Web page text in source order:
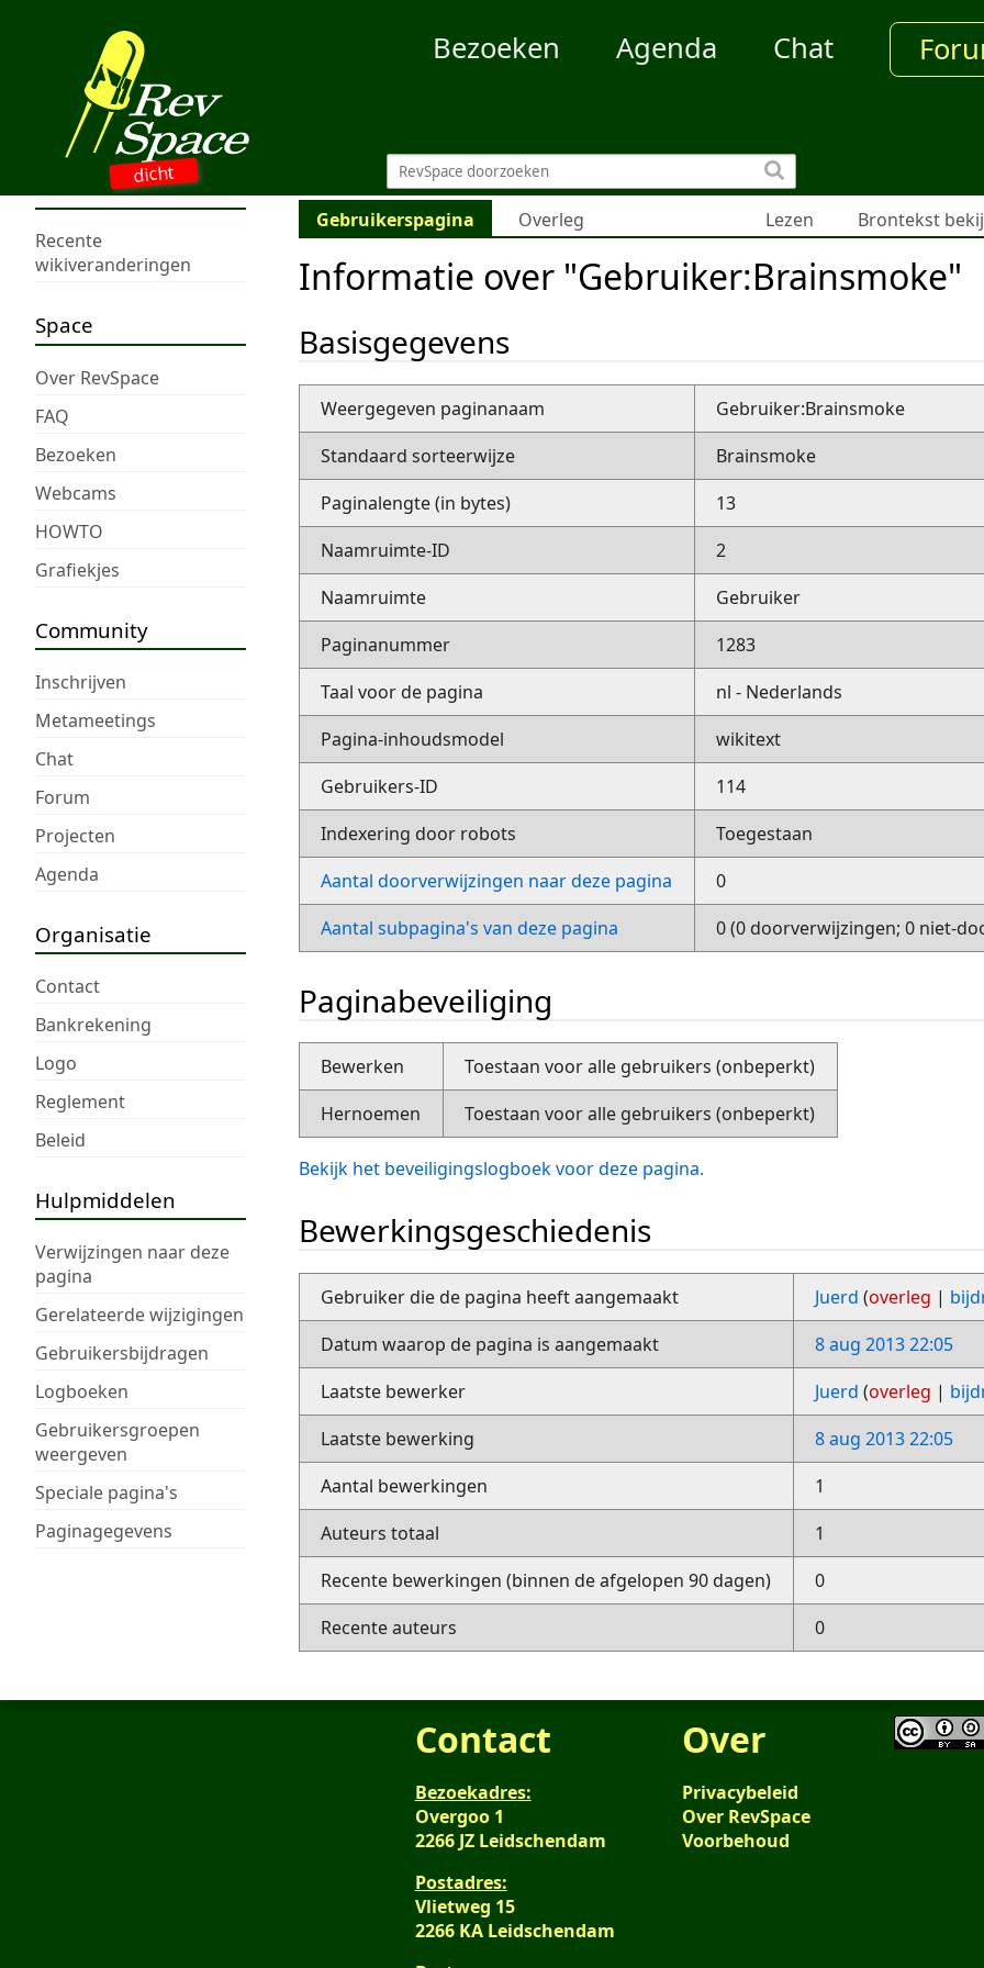
dicht
Bezoeken Agenda Chat
Recente
wikiveranderingen
Space
Over RevSpace
FAQ
Bezoeken
Webcams
HOWTO
Grafiekjes
Community
Inschrijven
Metameetings
Chat
Forum
Projecten
Agenda
Organisatie
Contact
Bankrekening
Logo
Reglement
Beleid
Hulpmiddelen
Verwijzingen naar deze
pagina
Gerelateerde wijzigingen
Gebruikersbijdragen
Logboeken
Gebruikersgroepen
weergeven
Speciale pagina's
Paginagegevens
Gebruikerspagina Overleg Lezen Brontekst
Informatie over "Gebruiker:Brainsmoke"
Basisgegevens
Weergegeven paginanaam
Gebruiker:Brainsmoke
Standaard sorteerwijze
Brainsmoke
Paginalengte (in bytes)
13
Naamruimte-ID
2
Naamruimte
Gebruiker
Paginanummer
1283
Taal voor de pagina
nl - Nederlands
Pagina-inhoudsmodel
wikitext
Gebruikers-ID
114
Indexering door robots
Toegestaan
Aantal doorverwijzingen naar deze pagina
0
Aantal subpagina's van deze pagina
0 (0 doorverwijzingen; 0 niet-
Paginabeveiliging
Bewerken
Toestaan voor alle gebruikers (onbeperkt)
Hernoemen
Toestaan voor alle gebruikers (onbeperkt)
Bekijk het beveiligingslogboek voor deze pagina.
Bewerkingsgeschiedenis
Gebruiker die de pagina heeft aangemaakt Juerd (overleg |
Datum waarop de pagina is aangemaakt
8 aug 2013 22:05
Laatste bewerker
Juerd (overleg |
Laatste bewerking
8 aug 2013 22:05
Aantal bewerkingen
1
Auteurs totaal
1
Recente bewerkingen (binnen de afgelopen 90 dagen)
0
Recente auteurs
0
Contact
Bezoekadres:
Overgoo 1
2266 JZ Leidschendam
Postadres:
Vlietweg 15
2266 KA Leidschendam
Over
Privacybeleid
Over RevSpace
Voorbehoud